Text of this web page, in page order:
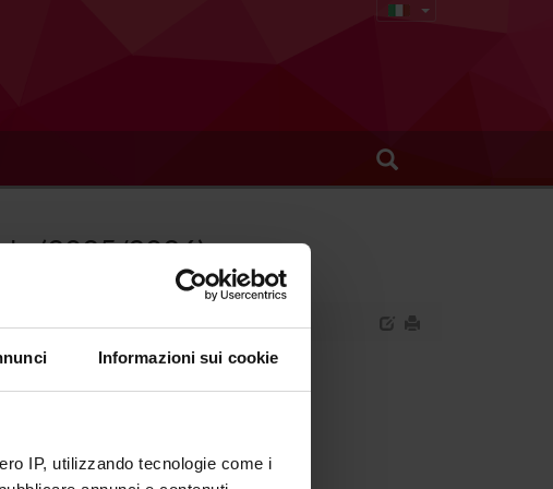
Informazioni sui cookie
IP, utilizzando tecnologie come i
- (2025/2026)
clinica della cronicita'.